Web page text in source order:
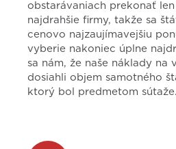
obstarávaniach prekonať
najdrahšie firmy, takže sa
cenovo najzaujímavejšiu
vyberie nakoniec úplne
sa nám, že naše náklady na
dosiahli objem samotného
ktorý bol predmetom sútaže.